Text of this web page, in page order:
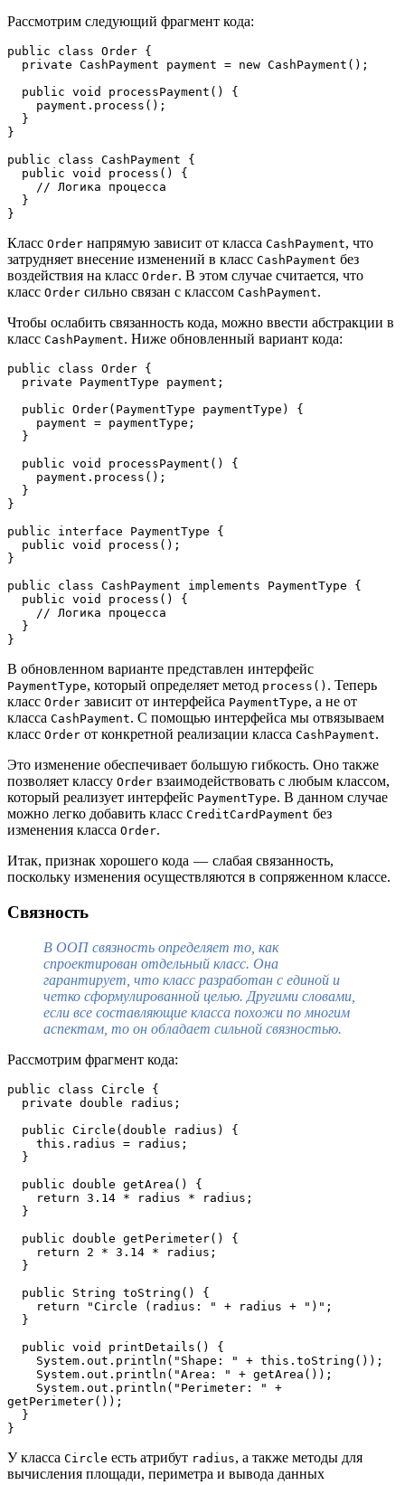
Рассмотрим следующий фрагмент кода:
public class Order {
  private CashPayment payment = new CashPayment();
  public void processPayment() {
    payment.process();
  }
}
public class CashPayment {
  public void process() {
    // Логика процесса
  }
}
Класс Order напрямую зависит от класса CashPayment, что
затрудняет внесение изменений в класс CashPayment без
воздействия на класс Order. В этом случае считается, что
класс Order сильно связан с классом CashPayment.
Чтобы ослабить связанность кода, можно ввести абстракции в
класс CashPayment. Ниже обновленный вариант кода:
public class Order {
  private PaymentType payment;
  public Order(PaymentType paymentType) {
    payment = paymentType;
  }
  public void processPayment() {
    payment.process();
  }
}
public interface PaymentType {
  public void process();
}
public class CashPayment implements PaymentType {
  public void process() {
    // Логика процесса
  }
}
В обновленном варианте представлен интерфейс
PaymentType, который определяет метод process() . Теперь
класс Order зависит от интерфейса PaymentType, а не от
класса CashPayment. С помощью интерфейса мы отвязываем
класс Order от конкретной реализации класса CashPayment.
Это изменение обеспечивает большую гибкость. Оно также
позволяет классу Order взаимодействовать с любым классом,
который реализует интерфейс PaymentType. В данном случае
можно легко добавить класс CreditCardPayment без
изменения класса Order.
Итак, признак хорошего кода — слабая связанность,
поскольку изменения осуществляются в сопряженном классе.
Связность
В ООП связность определяет то, как
спроектирован отдельный класс. Она
гарантирует, что класс разработан с единой и
четко сформулированной целью. Другими словами,
если все составляющие класса похожи по многим
аспектам, то он обладает сильной связностью.
Рассмотрим фрагмент кода:
public class Circle {
  private double radius;
  public Circle(double radius) {
    this.radius = radius;
  }
  public double getArea() {
    return 3.14 * radius * radius;
  }
  public double getPerimeter() {
    return 2 * 3.14 * radius;
  }
  public String toString() {
    return "Circle (radius: " + radius + ")";
  }
  public void printDetails() {
    System.out.println("Shape: " + this.toString());
    System.out.println("Area: " + getArea());
getPerimeter());
  }
}
У класса Circle есть атрибут radius, а также методы для
вычисления площади, периметра и вывода данных